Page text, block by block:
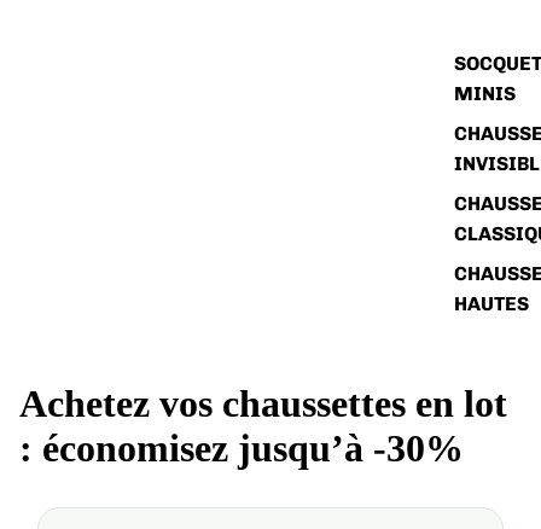
MINIS
HAUTES
Achetez vos chaussettes en lot
: économisez jusqu’à -30%